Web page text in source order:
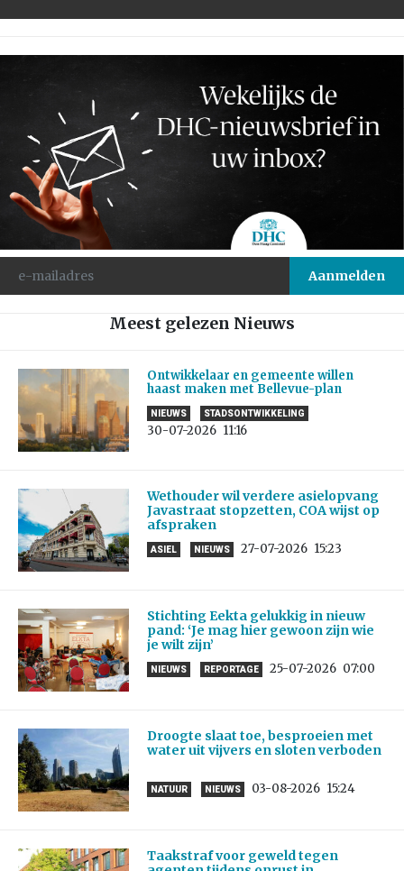
Meest gelezen Nieuws
Ontwikkelaar en gemeente willen
haast maken met Bellevue-plan
NIEUWS STADSONTWIKKELING
30-07-2026 11:16
Wethouder wil verdere asielopvang
Javastraat stopzetten, COA wijst op
afspraken
ASIEL NIEUWS 27-07-2026 15:23
Stichting Eekta gelukkig in nieuw
pand: ‘Je mag hier gewoon zijn wie
je wilt zijn’
NIEUWS REPORTAGE 25-07-2026 07:00
Droogte slaat toe, besproeien met
water uit vijvers en sloten verboden
NATUUR NIEUWS 03-08-2026 15:24
Taakstraf voor geweld tegen